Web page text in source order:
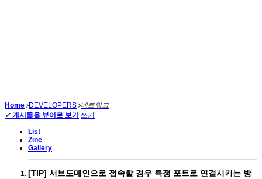
Home DEVELOPERS 네트워크
✔ 게시물을 뷰어로 보기
쓰기
List
Zine
Gallery
[TIP] 서브도메인으로 접속할 경우 특정 포트로 연결시키는 방